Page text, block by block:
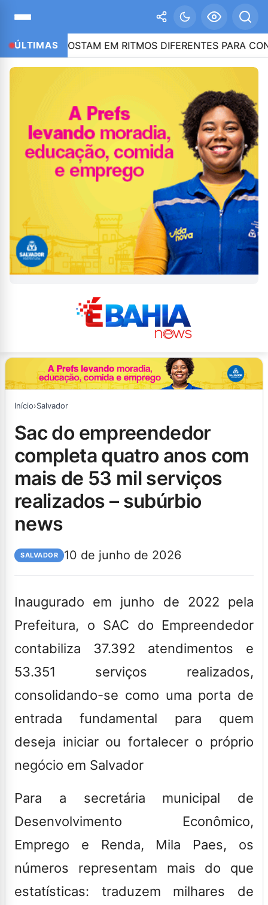
ÚLTIMASEM RITMOS DIFERENTES PARA CONQUISTAR
Início›Salvador
sac do empreendedor
completa quatro anos com
mais de 53 mil serviços
realizados – subúrbio
news
SALVADOR 10 de junho de 2026
Inaugurado em junho de 2022 pela
Prefeitura, o SAC do Empreendedor
contabiliza 37.392 atendimentos e
53.351 serviços realizados,
consolidando-se como uma porta de
entrada fundamental para quem
deseja iniciar ou fortalecer o próprio
negócio em Salvador
Para a secretária municipal de
Desenvolvimento Econômico,
Emprego e Renda, Mila Paes, os
números representam mais do que
estatísticas: traduzem milhares de